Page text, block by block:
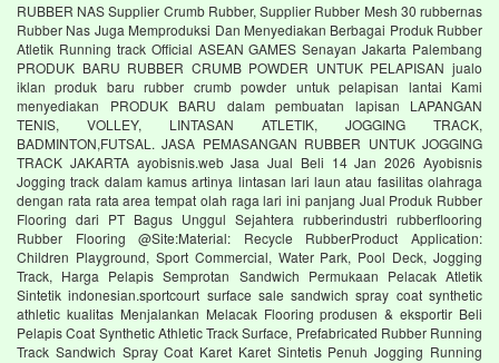
RUBBER NAS Supplier Crumb Rubber, Supplier Rubber Mesh 30 rubbernas
Rubber Nas Juga Memproduksi Dan Menyediakan Berbagai Produk Rubber
Atletik Running track Official ASEAN GAMES Senayan Jakarta Palembang
PRODUK BARU RUBBER CRUMB POWDER UNTUK PELAPISAN jualo
iklan produk baru rubber crumb powder untuk pelapisan lantai Kami
menyediakan PRODUK BARU dalam pembuatan lapisan LAPANGAN
TENIS, VOLLEY, LINTASAN ATLETIK, JOGGING TRACK,
BADMINTON,FUTSAL. JASA PEMASANGAN RUBBER UNTUK JOGGING
TRACK JAKARTA ayobisnis.web Jasa Jual Beli 14 Jan 2026 Ayobisnis
Jogging track dalam kamus artinya lintasan lari laun atau fasilitas olahraga
dengan rata rata area tempat olah raga lari ini panjang Jual Produk Rubber
Flooring dari PT Bagus Unggul Sejahtera rubberindustri rubberflooring
Rubber Flooring @Site:Material: Recycle RubberProduct Application:
Children Playground, Sport Commercial, Water Park, Pool Deck, Jogging
Track, Harga Pelapis Semprotan Sandwich Permukaan Pelacak Atletik
Sintetik indonesian.sportcourt surface sale sandwich spray coat synthetic
athletic kualitas Menjalankan Melacak Flooring produsen & eksportir Beli
Pelapis Coat Synthetic Athletic Track Surface, Prefabricated Rubber Running
Track Sandwich Spray Coat Karet Karet Sintetis Penuh Jogging Running